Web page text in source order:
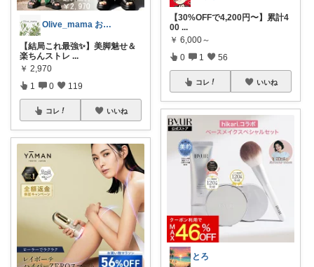
Olive_mama おしゃれと暮らし
​【結局これ最強✨】美脚魅せ＆
楽ちんストレ ...
￥ 2,970
1 0 119
コレ いいね
【30%OFFで4,200円〜】累計4
00 ...
￥ 6,000～
0 1 56
コレ いいね
とろ